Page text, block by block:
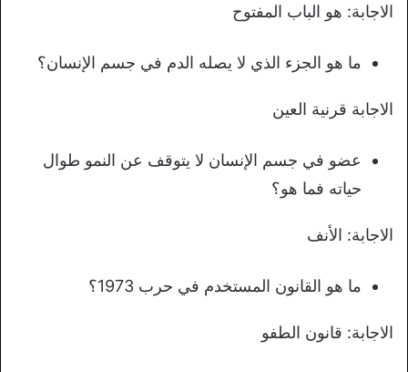
الاجابة: هو الباب المفتوح
ما هو الجزء الذي لا يصله الدم في جسم الإنسان؟
الاجابة قرنية العين
عضو في جسم الإنسان لا يتوقف عن النمو طوال
حياته فما هو؟
الاجابة: الأنف
ما هو القانون المستخدم في حرب 1973؟
الاجابة: قانون الطفو